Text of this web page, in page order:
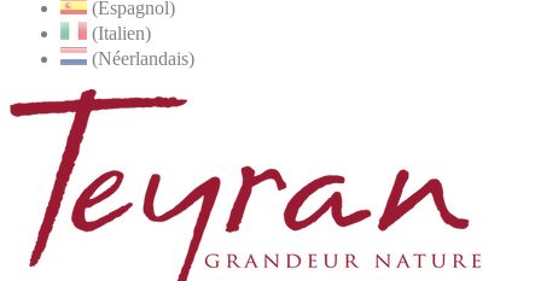
(Espagnol)
(Italien)
(Néerlandais)